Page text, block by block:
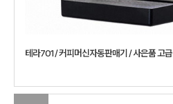
테라701 / 커피머신자동판매기 / 사은품 고